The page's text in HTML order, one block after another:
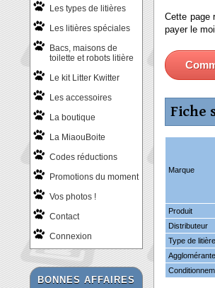
Les types de litières
Les litières spéciales
Bacs, maisons de
toilette et robots litière
Le kit Litter Kwitter
Les accessoires
La boutique
La MiaouBoite
Codes réductions
Promotions du moment
Vos photos !
Contact
Connexion
BONNES AFFAIRES
Cette page
payer le
Fiche
Marque
Produit
Distributeur
Type de litière
Agglomérante